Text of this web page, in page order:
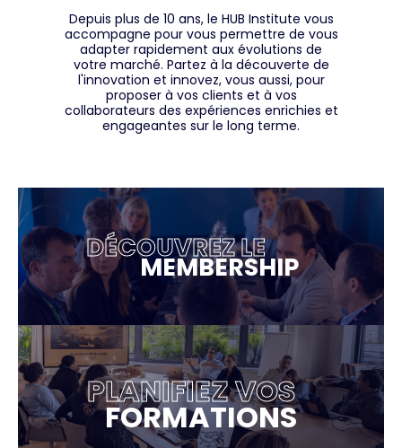
Depuis plus de 10 ans, le HUB Institute vous
accompagne pour vous permettre de vous
adapter rapidement aux évolutions de
votre marché. Partez à la découverte de
l'innovation et innovez, vous aussi, pour
proposer à vos clients et à vos
collaborateurs des expériences enrichies et
engageantes sur le long terme.
DÉCOUVREZ LE
MEMBERSHIP
PLANIFIEZ VOS
FORMATIONS